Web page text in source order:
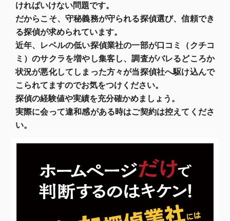
ければいけない問題です。
だからこそ、守秘義務が守られる探偵選び、信頼でき
る探偵が求められています。
近年、レベルの低い探偵業社の一部が口コミ（クチコ
ミ）のサクラを増やし集客し、調査がバレるどころか
状況が悪化してしまった方々が当探偵社へ駆け込んで
こられてますのでお気をつけください。
探偵の経験値や実績を充分確かめましょう。
実際に会って違和感がある時はご契約は控えてくださ
い。